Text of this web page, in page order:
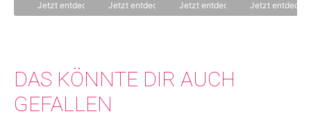
Jetzt entdecken Jetzt entdecken Jetzt entdecken Jetzt
DAS KÖNNTE DIR AUCH
GEFALLEN